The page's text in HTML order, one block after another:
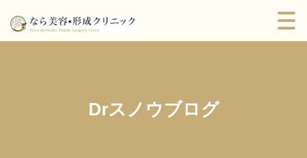
Drスノウブログ